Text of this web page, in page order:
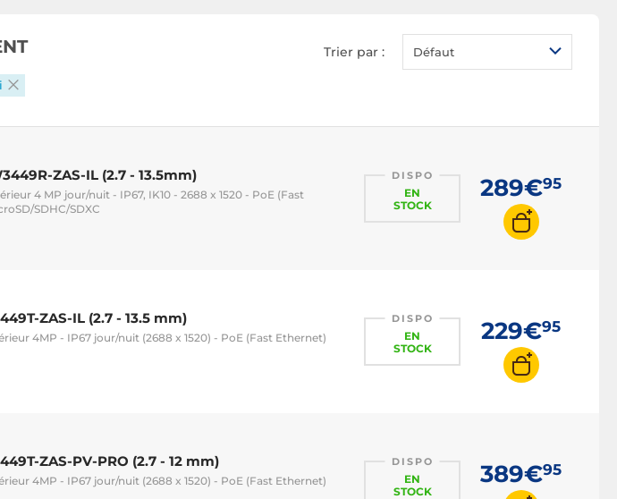
Caméra IP sans-fil
Trier par : Défaut
ZAS-IL (2.7 - 13.5mm)
4 MP jour/nuit - IP67, IK10 - 2688 x 1520 - PoE (Fast
SDHC/SDXC
DISPO
EN
STOCK
289€95
ZAS-IL (2.7 - 13.5 mm)
4MP - IP67 jour/nuit (2688 x 1520) - PoE (Fast Ethernet)
DISPO
EN
STOCK
229€95
ZAS-PV-PRO (2.7 - 12 mm)
4MP - IP67 jour/nuit (2688 x 1520) - PoE (Fast Ethernet)
DISPO
EN
STOCK
389€95